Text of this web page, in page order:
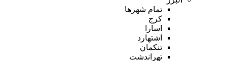
تمام شهر‌ها
کرج
اسارا
اشتهارد
تنکمان
تهراندشت